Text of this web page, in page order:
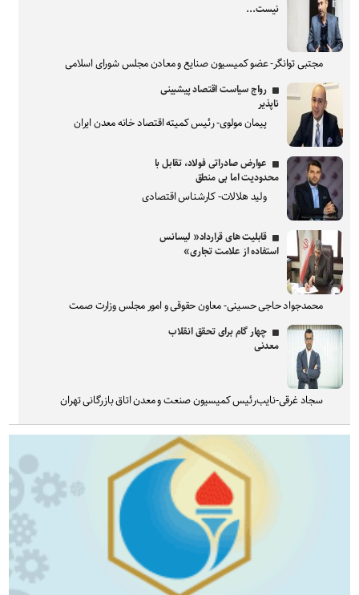
نیست...
مجتبی توانگر- عضو کمیسیون صنایع و معادن مجلس شورای اسلامی
رواج سیاست اقتصاد پیشبینی
ناپذیر
پیمان مولوی- رئیس کمیته اقتصاد خانه معدن ایران
عوارض صادراتی فولاد، تقابل با
محدودیت اما بی منطق
ولید هلالات- کارشناس اقتصادی
قابلیت های قرارداد« لیسانس
استفاده از علامت تجاری»
محمدجواد حاجی حسینی- معاون حقوقی و امور مجلس وزارت صمت
چهار گام برای تحقق انقلاب
معدنی
سجاد غرقی-نایب‌رئیس کمیسیون صنعت و معدن اتاق بازرگانی تهران